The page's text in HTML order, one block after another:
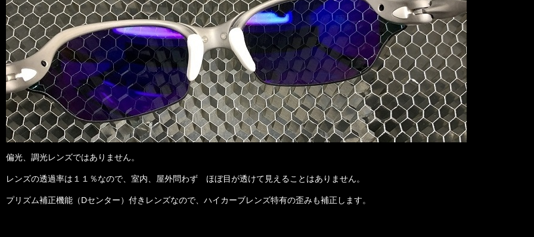
偏光、調光レンズではありません。
レンズの透過率は１１％なので、室内、屋外問わず ほぼ目が透けて見えることはありません。
プリズム補正機能（Dセンター）付きレンズなので、ハイカーブレンズ特有の歪みも補正 します。